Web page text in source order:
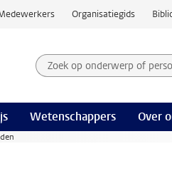
Organisatiegids
Zoek op onderwerp
Zoekterm
Wetenschappers Over